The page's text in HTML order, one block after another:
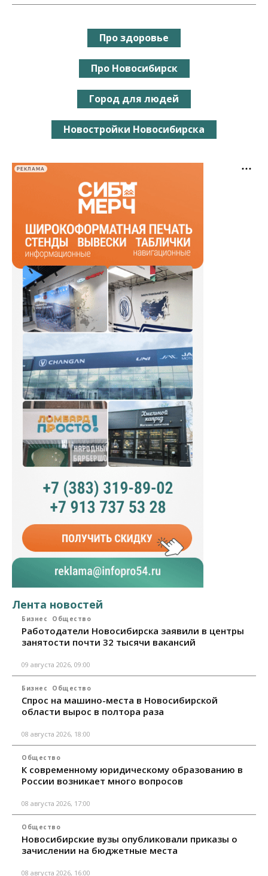
Про здоровье
Про Новосибирск
Город для людей
Новостройки Новосибирска
РЕКЛАМА
Лента новостей
Бизнес Общество
Работодатели Новосибирска заявили в центры
занятости почти 32 тысячи вакансий
09 августа 2026, 09:00
Бизнес Общество
Спрос на машино-места в Новосибирской
области вырос в полтора раза
08 августа 2026, 18:00
Общество
К современному юридическому образованию в
России возникает много вопросов
08 августа 2026, 17:00
Общество
Новосибирские вузы опубликовали приказы о
зачислении на бюджетные места
08 августа 2026, 16:00